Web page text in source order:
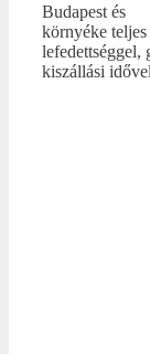
Budapest és
környéke teljes
lefedettséggel,
kiszállási